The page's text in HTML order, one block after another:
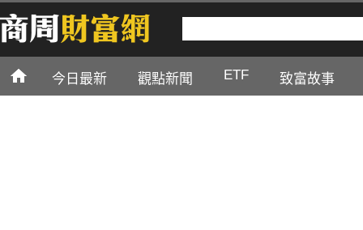
今日最新 觀點新聞 ETF 致富故事